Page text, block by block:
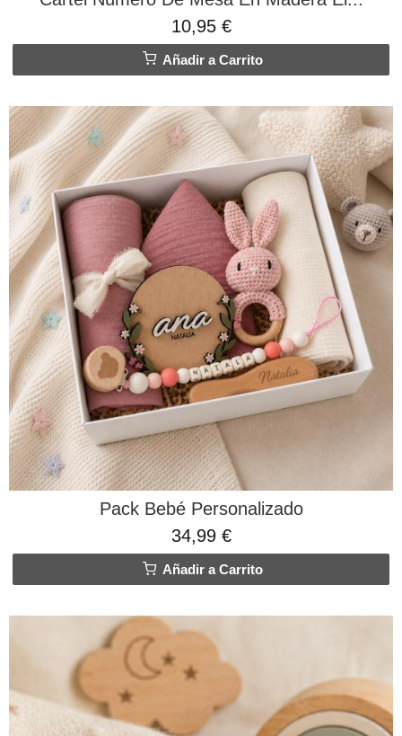
10,95 €
Añadir a Carrito
Pack Bebé Personalizado
34,99 €
Añadir a Carrito